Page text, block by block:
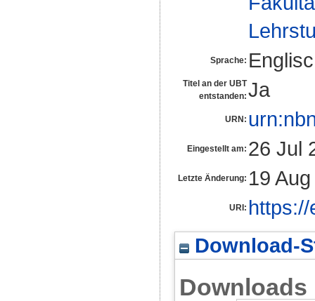
Sprache:
Titel an der UBT
entstanden: Ja
URN:
Eingestellt am: 26 Jul
Letzte Änderung: 19
URI:
Download-
Downloads